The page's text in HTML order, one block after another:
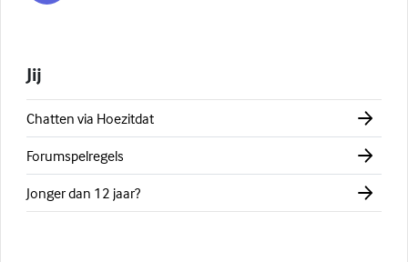
Jij
Chatten via Hoezitdat
Forumspelregels
Jonger dan 12 jaar?